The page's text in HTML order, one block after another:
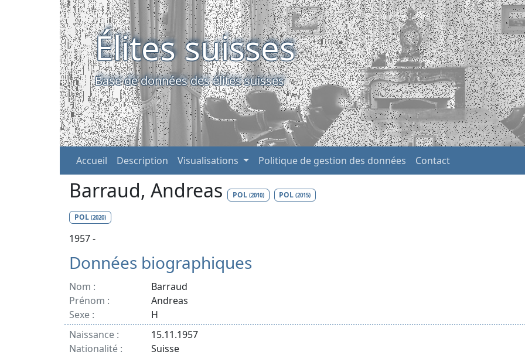
Élites suisses
Base de données des élites suisses
Accueil Description Visualisations Politique de gestion des données Contact
Barraud, Andreas POL (2010) POL(2015)
POL (2020)
1957 -
Données biographiques
Nom :
Barraud
Prénom :
Andreas
Sexe :
H
Naissance :
15.11.1957
Nationalité :
Suisse